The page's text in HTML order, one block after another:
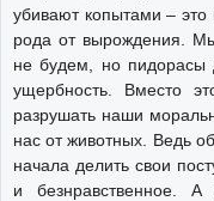
убивают копытами – это
рода от вырождения.
не будем, но пидорасы
ущербность. Вместо
разрушать наши
нас от животных. Ведь
начала делить свои
и безнравственное.